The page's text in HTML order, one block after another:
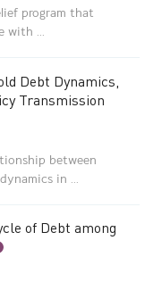
program that
with ...
Debt Dynamics,
Transmission
between
in ...
of Debt among